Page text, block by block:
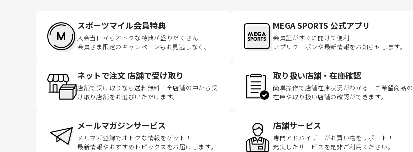
スポーツマイル会員特典
入会当日からオトクな特典が盛りだくさん！
会員さま限定のキャンペーンもお見逃しなく。
MEGA SPORTS 公式アプリ
会員証がすぐに開けて便利！
アプリクーポンや最新情報をお知らせします。
ネットで注文 店舗で受け取り
店舗で受け取りなら送料無料！全店舗の中から受
け取り店舗をお選びいただけます。
取り扱い店舗・在庫確認
簡単操作で店舗在庫状況がわかる！ご希望商品の
在庫や取り扱い店舗の確認ができます。
メールマガジンサービス
メルマガ登録でオトクな情報をゲット！
最新情報やおすすめトピックスをお届けします。
店舗サービス
専門アドバイザーがお買い物をサポート！
充実したサービスを是非ご利用ください。